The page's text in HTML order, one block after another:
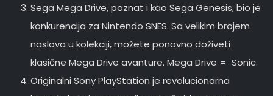
Sega Mega Drive, poznat i kao Sega Genesis, bio je
konkurencija za Nintendo SNES. Sa velikim brojem
naslova u kolekciji, možete ponovno doživeti
klasične Mega Drive avanture. Mega Drive = Sonic.
Originalni Sony PlayStation je revolucionarna